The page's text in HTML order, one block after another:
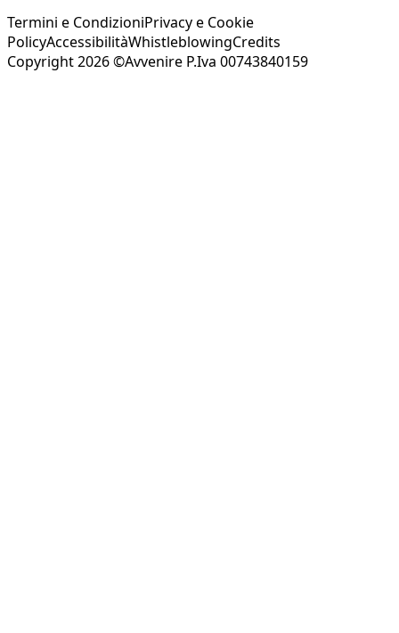
Termini e CondizioniPrivacy e Cookie
PolicyAccessibilitàWhistleblowingCredits
Copyright 2026 ©Avvenire P.Iva 00743840159